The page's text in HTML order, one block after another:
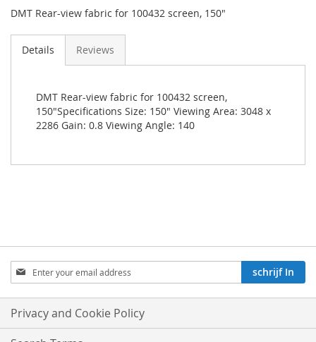
DMT Rear-view fabric for 100432 screen, 150"
Details Reviews
DMT Rear-view fabric for 100432 screen,
150"Specifications Size: 150" Viewing Area: 3048 x
2286 Gain: 0.8 Viewing Angle: 140
Aboneren
op
onze
nieuwsbrief:
schrijf In
Privacy and Cookie Policy